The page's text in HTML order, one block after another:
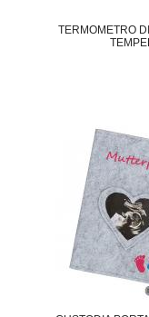
TERMOMETRO